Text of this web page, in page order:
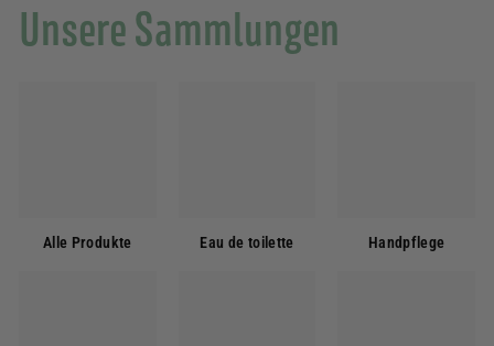
Unsere Sammlungen
Alle Produkte Eau de toilette Handpflege